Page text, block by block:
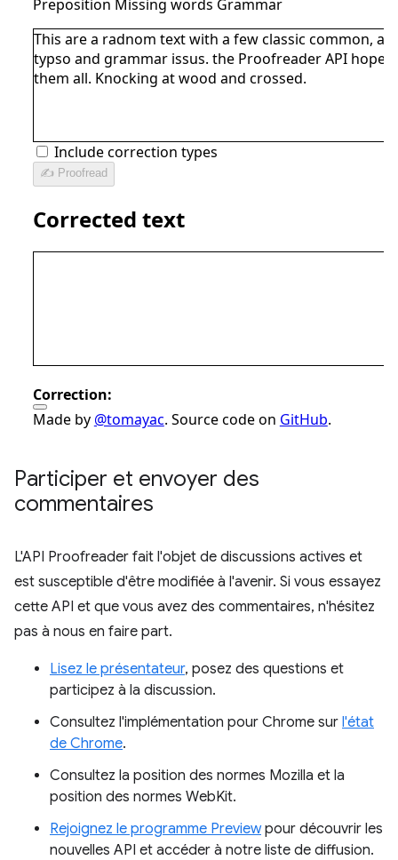
Participer et envoyer des
commentaires
L'API Proofreader fait l'objet de discussions actives et
est susceptible d'être modifiée à l'avenir. Si vous essayez
cette API et que vous avez des commentaires, n'hésitez
pas à nous en faire part.
Lisez le présentateur, posez des questions et
participez à la discussion.
Consultez l'implémentation pour Chrome sur l'état
de Chrome.
Consultez la position des normes Mozilla et la
position des normes WebKit.
Rejoignez le programme Previewpour découvrir les
nouvelles API et accéder à notre liste de diffusion.